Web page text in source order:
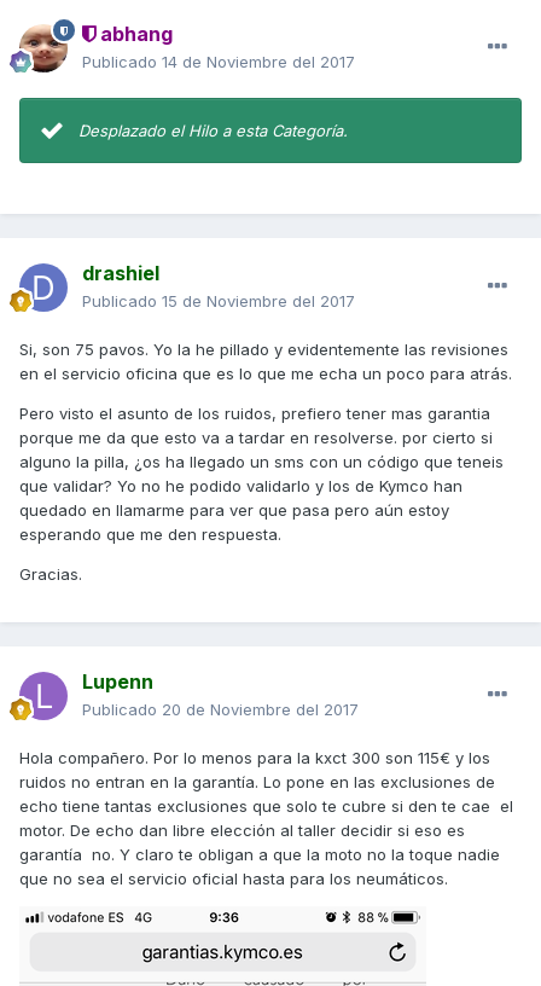
abhang
Publicado 14 de Noviembre del 2017
Desplazado el Hilo a esta Categoría.
drashiel
Publicado 15 de Noviembre del 2017
Si, son 75 pavos. Yo la he pillado y evidentemente las revisiones
en el servicio oficina que es lo que me echa un poco para atrás.
Pero visto el asunto de los ruidos, prefiero tener mas garantia
porque me da que esto va a tardar en resolverse. por cierto si
alguno la pilla, ¿os ha llegado un sms con un código que teneis
que validar? Yo no he podido validarlo y los de Kymco han
quedado en llamarme para ver que pasa pero aún estoy
esperando que me den respuesta.
Gracias.
Lupenn
Publicado 20 de Noviembre del 2017
Hola compañero. Por lo menos para la kxct 300 son 115€ y los
ruidos no entran en la garantía. Lo pone en las exclusiones de
echo tiene tantas exclusiones que solo te cubre si den te cae el
motor. De echo dan libre elección al taller decidir si eso es
garantía no. Y claro te obligan a que la moto no la toque nadie
que no sea el servicio oficial hasta para los neumáticos.